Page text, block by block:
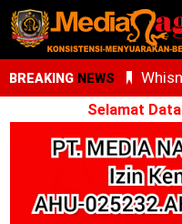
BREAKING NEWS
AdNI,
Ari Al
Ketua
Selamat Datang